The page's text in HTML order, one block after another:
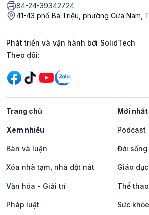
84-24-39342724
41-43 phố Bà Triệu, phường Cửa Nam,
Phát triển và vận hành bởi SolidTech
Mạng xã hội
Theo dõi:
Trang chủ Mới nhất
Xem nhiều Podcast
Bàn và luận Đời sống
Xóa nhà tạm, nhà dột nát Giáo
Văn hóa - Giải trí Thể thao
Pháp luật Sức khỏe